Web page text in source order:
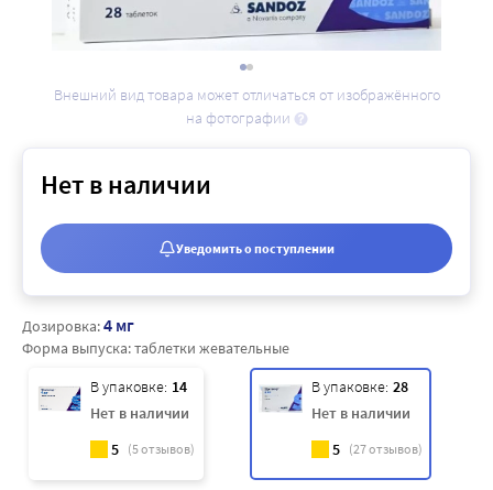
Внешний вид товара может отличаться от изображённого
на фотографии
Дозировка:4 мг
Форма выпуска:таблетки жевательные
В упаковке: 14
Нет в наличии
5 (5отзывов)
В упаковке: 28
Нет в наличии
5 (27отзывов)
Нет в наличии
Уведомить о поступлении